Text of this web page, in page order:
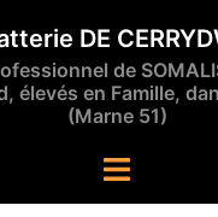
DE
de
élevés en Famille,
(Marne 51)
Ouvrir/fermer